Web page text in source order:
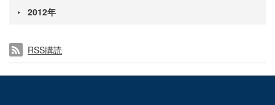
2012年
RSS購読